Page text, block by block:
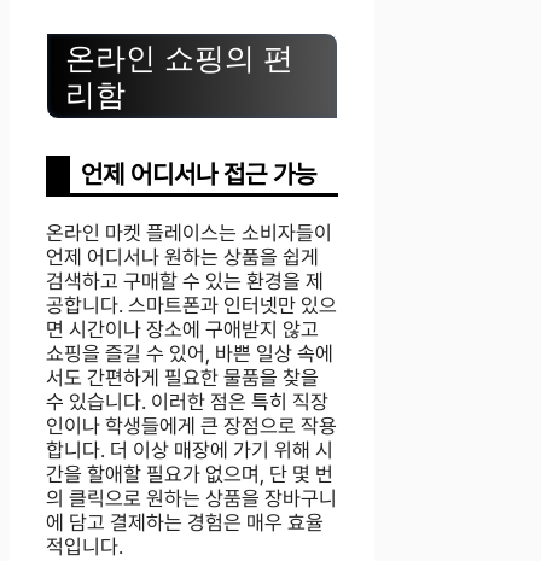
온라인 쇼핑의 편
리함
언제 어디서나 접근 가능
온라인 마켓 플레이스는 소비자들이
언제 어디서나 원하는 상품을 쉽게
검색하고 구매할 수 있는 환경을 제
공합니다. 스마트폰과 인터넷만 있으
면 시간이나 장소에 구애받지 않고
쇼핑을 즐길 수 있어, 바쁜 일상 속에
서도 간편하게 필요한 물품을 찾을
수 있습니다. 이러한 점은 특히 직장
인이나 학생들에게 큰 장점으로 작용
합니다. 더 이상 매장에 가기 위해 시
간을 할애할 필요가 없으며, 단 몇 번
의 클릭으로 원하는 상품을 장바구니
에 담고 결제하는 경험은 매우 효율
적입니다.